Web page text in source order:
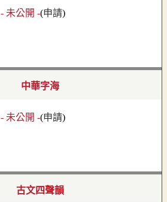
- 未公開 -(申請)
中華字海
- 未公開 -(申請)
古文四聲韻